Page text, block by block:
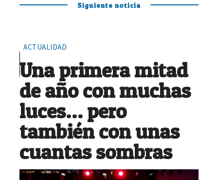
Siguiente noticia
ACTUALIDAD
Una primera mitad
de año con muchas
luces… pero
también con unas
cuantas sombras